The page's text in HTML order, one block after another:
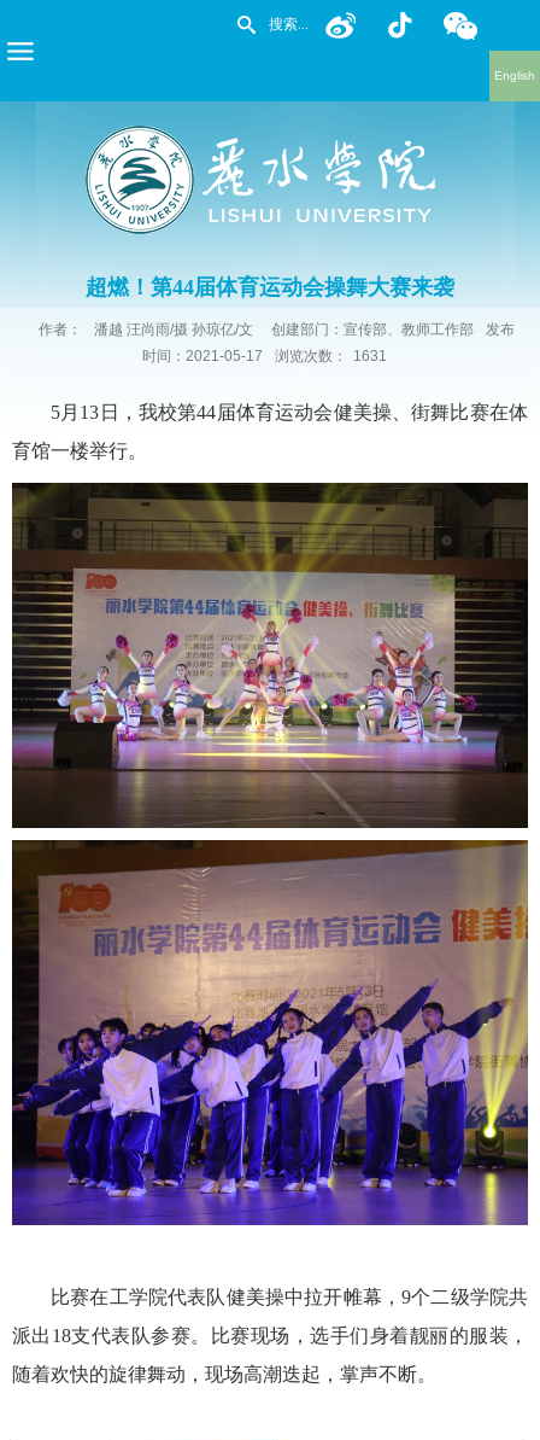
English
超燃！第44届体育运动会操舞大赛来袭
作者： 潘越 汪尚雨/摄 孙琼亿/文 创建部门：宣传部、教师工作部
发布
时间：2021-05-17
浏览次数： 1631
5月13日，我校第44届体育运动会健美操、街舞比赛在体
育馆一楼举行。
比赛在工学院代表队健美操中拉开帷幕，9个二级学院共
派出18支代表队参赛。比赛现场，选手们身着靓丽的服装，
随着欢快的旋律舞动，现场高潮迭起，掌声不断。